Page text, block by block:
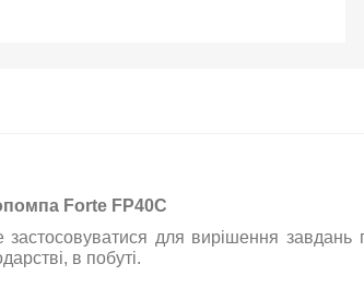
Forte FP40C
для вирішення завдань
в побуті.